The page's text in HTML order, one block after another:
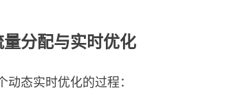
分配与实时优化
态实时优化的过程：